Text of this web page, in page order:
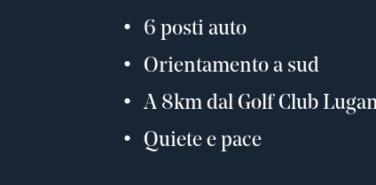
6 posti auto
Orientamento a sud
A 8km dal Golf Club
Quiete e pace